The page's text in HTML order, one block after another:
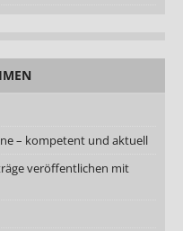
– kompetent und aktuell
veröffentlichen mit